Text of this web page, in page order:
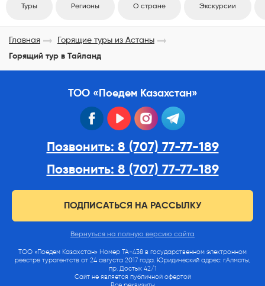
Туры Регионы О стране Экскурсии
Главная
Горящие туры из Астаны
Горящий тур в Тайланд
ТОО «Поедем Казахстан»
facebook youtube instagram
Позвонить: 8 (707) 77-77-189
Позвонить: 8 (707) 77-77-189
ПОДПИСАТЬСЯ НА РАССЫЛКУ
Вернуться на полную версию сайта
ТОО «Поедем Казахстан» Номер ТА-438 в государственном электронном
реестре турагентств от 24 августа 2017 года. Юридический адрес: г.Алматы,
пр. Достык 42/1
Сайт не является публичной офертой